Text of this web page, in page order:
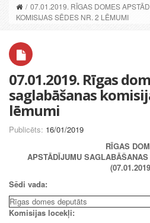
/ 07.01.2019. RĪGAS DOMES
KOMISIJAS SĒDES NR. 2 LĒMUMI
07.01.2019. Rīgas
saglabāšanas
lēmumi
Publicēts: 16/01/2019
RĪGAS
APSTĀDĪJUMU
Sēdi vada:
Rīgas domes deputāts
Komisijas locekļi: